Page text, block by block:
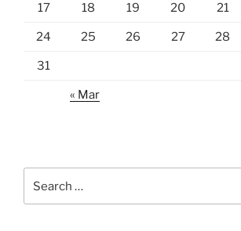
17 18 19 20 21
24 25 26 27 28
31
« Mar
for: